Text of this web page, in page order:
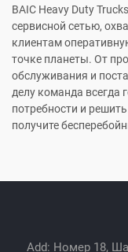
BAIC Heavy Duty
сервисной сетью,
клиентам
точке планеты. От
обслуживания и
делу команда всегда
потребности и
получите
Add: Номер 18,